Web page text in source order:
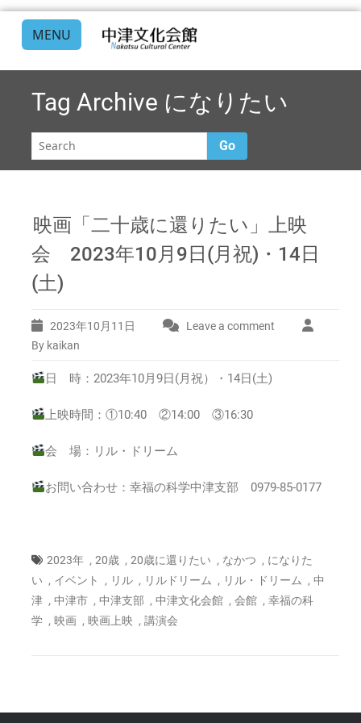
MENU
Tag Archive になりたい
Go
映画「二十歳に還りたい」上映
会 2023年10月9日(月祝)・14日
(土)
2023年10月11日
Leave a comment
By kaikan
日 時：2023年10月9日(月祝）・14日(土)
上映時間：①10:40 ②14:00 ③16:30
会 場：リル・ドリーム
お問い合わせ：幸福の科学中津支部 0979-85-0177
2023年 , 20歳 , 20歳に還りたい , なかつ , になりた
い , イベント , リル , リルドリーム , リル・ドリーム , 中
津 , 中津市 , 中津支部 , 中津文化会館 , 会館 , 幸福の科
学 , 映画 , 映画上映 , 講演会